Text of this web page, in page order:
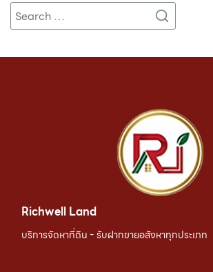
Richwell Land
บริการจัดหาที่ดิน - รับฝากขายอสังหาทุกประเภท